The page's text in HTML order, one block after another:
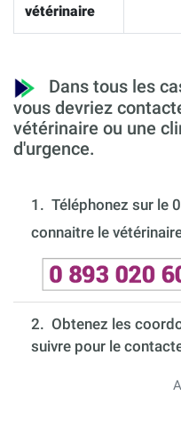
vétérinaire
Dans tous les
vous devriez
vétérinaire ou une
d'urgence.
1. Téléphonez sur le
connaitre le
2. Obtenez les
suivre pour le